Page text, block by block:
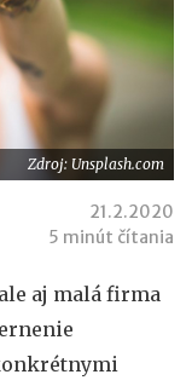
Zdroj: Unsplash.com
21.2.2020
5 minút čítania
aj malá firma